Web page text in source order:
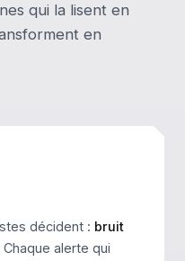
qui la lisent en
en
décident : bruit
Chaque alerte qui